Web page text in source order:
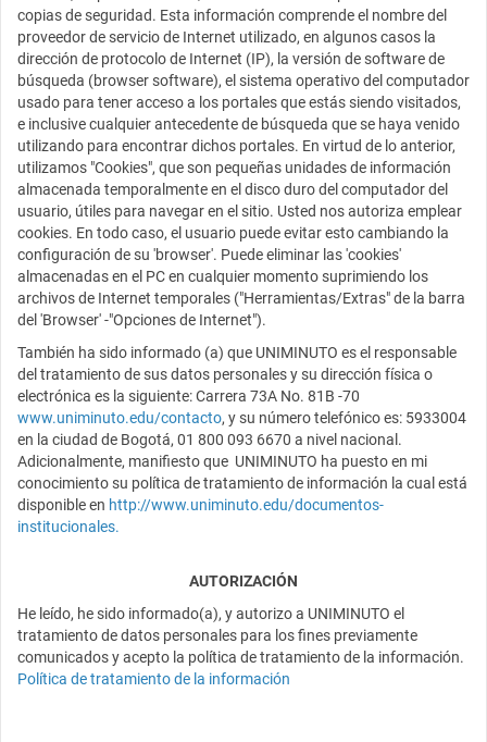
copias de seguridad. Esta información comprende el nombre del
proveedor de servicio de Internet utilizado, en algunos casos la
dirección de protocolo de Internet (IP), la versión de software de
búsqueda (browser software), el sistema operativo del computador
usado para tener acceso a los portales que estás siendo visitados,
e inclusive cualquier antecedente de búsqueda que se haya venido
utilizando para encontrar dichos portales. En virtud de lo anterior,
utilizamos "Cookies", que son pequeñas unidades de información
almacenada temporalmente en el disco duro del computador del
usuario, útiles para navegar en el sitio. Usted nos autoriza emplear
cookies. En todo caso, el usuario puede evitar esto cambiando la
configuración de su 'browser'. Puede eliminar las 'cookies'
almacenadas en el PC en cualquier momento suprimiendo los
archivos de Internet temporales ("Herramientas/Extras" de la barra
del 'Browser' -"Opciones de Internet").
También ha sido informado (a) que UNIMINUTO es el responsable
del tratamiento de sus datos personales y su dirección física o
electrónica es la siguiente: Carrera 73A No. 81B -70
www.uniminuto.edu/contacto, y su número telefónico es: 5933004
en la ciudad de Bogotá, 01 800 093 6670 a nivel nacional.
Adicionalmente, manifiesto que UNIMINUTO ha puesto en mi
conocimiento su política de tratamiento de información la cual está
disponible en http://www.uniminuto.edu/documentos-
institucionales.
AUTORIZACIÓN
He leído, he sido informado(a), y autorizo a UNIMINUTO el
tratamiento de datos personales para los fines previamente
comunicados y acepto la política de tratamiento de la información.
Política de tratamiento de la información